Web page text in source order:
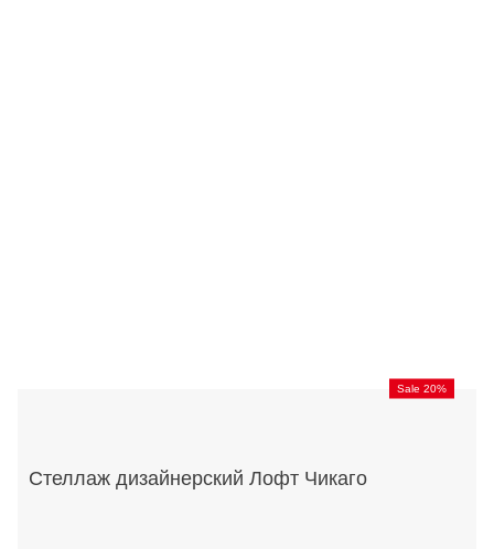
Sale 20%
Стеллаж дизайнерский Лофт Чикаго